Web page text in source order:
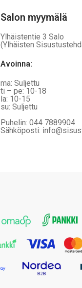
sivulla
Salon myymälä
Ylhäistentie 3 Salo
(Ylhäisten
Avoinna:
ma: Suljettu
ti – pe: 10-18
la: 10-15
su: Suljettu
Puhelin: 044 7889904
Sähköposti: